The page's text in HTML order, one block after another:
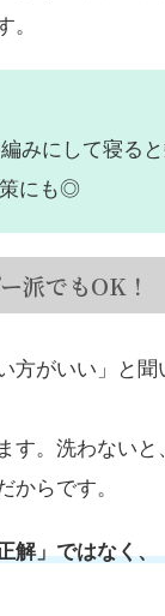
。
みにして寝る
にも◎
派でもOK！
方がいい」と聞
す。洗わないと
からです。
解」ではなく、